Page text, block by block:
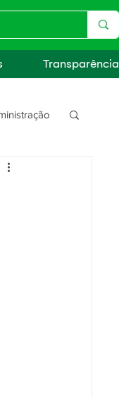
Transparência